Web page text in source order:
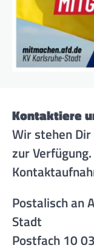
Kontaktiere
Wir stehen
zur
Postalisch an
Stadt
Postfach 10